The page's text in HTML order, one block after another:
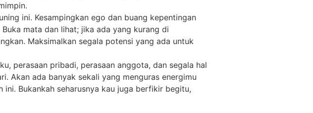
ini. Kesampingkan ego dan buang kepentingan
mata dan lihat; jika ada yang kurang di
Maksimalkan segala potensi yang ada untuk
perasaan pribadi, perasaan anggota, dan segala hal
Akan ada banyak sekali yang menguras energimu
Bukankah seharusnya kau juga berfikir begitu,